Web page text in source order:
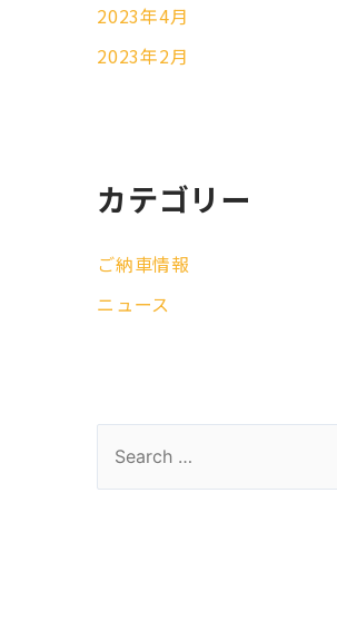
2023年4月
2023年2月
カテゴリー
ご納車情報
ニュース